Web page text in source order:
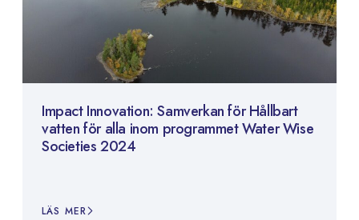
Impact Innovation: Samverkan för Hållbart
vatten för alla inom programmet Water Wise
Societies 2024
LÄS MER